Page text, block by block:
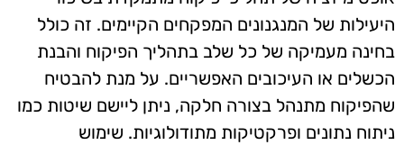
היעילות של המנגנונים המפקחים הקיימים. זה כולל
בחינה מעמיקה של כל שלב בתהליך הפיקוח והבנת
הכשלים או העיכובים האפשריים. על מנת להבטיח
שהפיקוח מתנהל בצורה חלקה, ניתן ליישם שיטות כמו
ניתוח נתונים ופרקטיקות מתודולוגיות. שימוש